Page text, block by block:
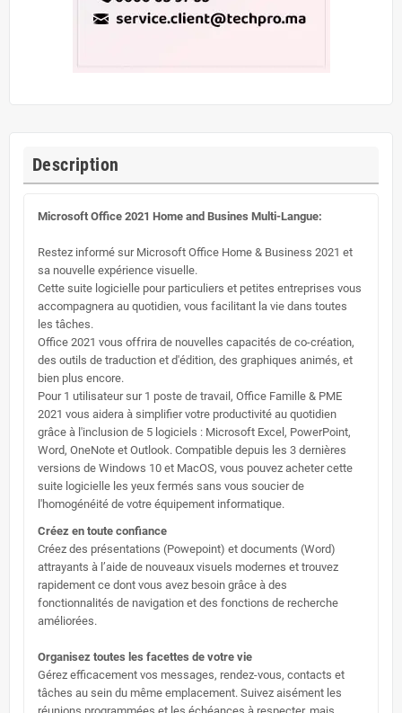
Description
Microsoft Office 2021 Home and Busines Multi-Langue:
Restez informé sur Microsoft Office Home & Business 2021 et
sa nouvelle expérience visuelle.
Cette suite logicielle pour particuliers et petites entreprises vous
accompagnera au quotidien, vous facilitant la vie dans toutes
les tâches.
Office 2021 vous offrira de nouvelles capacités de co-création,
des outils de traduction et d'édition, des graphiques animés, et
bien plus encore.
Pour 1 utilisateur sur 1 poste de travail, Office Famille & PME
2021 vous aidera à simplifier votre productivité au quotidien
grâce à l'inclusion de 5 logiciels : Microsoft Excel, PowerPoint,
Word, OneNote et Outlook. Compatible depuis les 3 dernières
versions de Windows 10 et MacOS, vous pouvez acheter cette
suite logicielle les yeux fermés sans vous soucier de
l'homogénéité de votre équipement informatique.
Créez en toute confiance
Créez des présentations (Powepoint) et documents (Word)
attrayants à l’aide de nouveaux visuels modernes et trouvez
rapidement ce dont vous avez besoin grâce à des
fonctionnalités de navigation et des fonctions de recherche
améliorées.
Organisez toutes les facettes de votre vie
Gérez efficacement vos messages, rendez-vous, contacts et
tâches au sein du même emplacement. Suivez aisément les